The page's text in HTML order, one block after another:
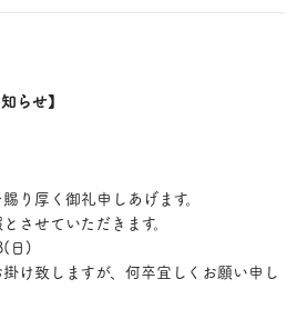
らせ】
り厚く御礼申しあげます。
させていただきます。
日)
け致しますが、何卒宜しくお願い申し